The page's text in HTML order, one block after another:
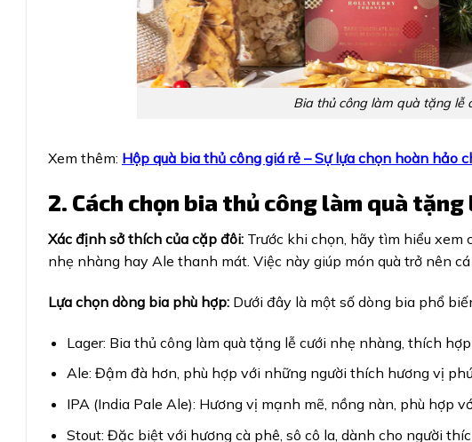
Bia thủ công làm quà tặng lễ
Xem thêm: Hộp quà bia thủ công giá rẻ – Sự lựa chọn hoàn hảo
2. Cách chọn bia thủ công làm quà
Xác định sở thích của cặp đôi: Trước khi chọn, hãy tìm hiểu xem
nhẹ nhàng hay Ale thanh mát. Việc này giúp món quà trở nên
Lựa chọn dòng bia phù hợp: Dưới đây là một số dòng bia phổ
Lager: Bia thủ công làm quà tặng lễ cưới nhẹ nhàng, thích
Ale: Đậm đà hơn, phù hợp với những người thích hương vị
IPA (India Pale Ale): Hương vị mạnh mẽ, nồng nàn, phù hợp
Stout: Đặc biệt với hương cà phê, sô cô la, dành cho người